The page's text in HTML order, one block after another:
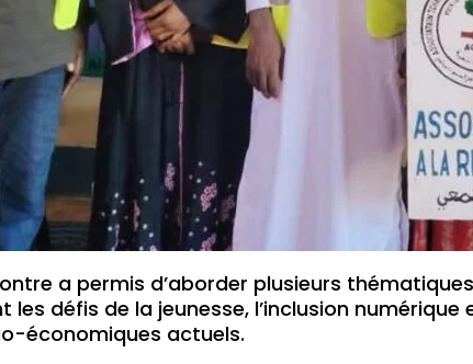
a permis d’aborder plusieurs
les défis de la jeunesse, l’inclusion
économiques actuels.